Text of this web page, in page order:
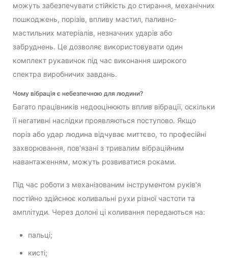
можуть забезпечувати стійкість до стирання, механічних
пошкоджень, порізів, впливу мастил, паливно-
мастильних матеріалів, незначних ударів або
забруднень. Це дозволяє використовувати один
комплект рукавичок під час виконання широкого
спектра виробничих завдань.
Чому вібрація є небезпечною для людини?
Багато працівників недооцінюють вплив вібрації, оскільки
її негативні наслідки проявляються поступово. Якщо
поріз або удар людина відчуває миттєво, то професійні
захворювання, пов'язані з тривалим вібраційним
навантаженням, можуть розвиватися роками.
Під час роботи з механізованим інструментом руків'я
постійно здійснює коливальні рухи різної частоти та
амплітуди. Через долоні ці коливання передаються на:
пальці;
кисті;